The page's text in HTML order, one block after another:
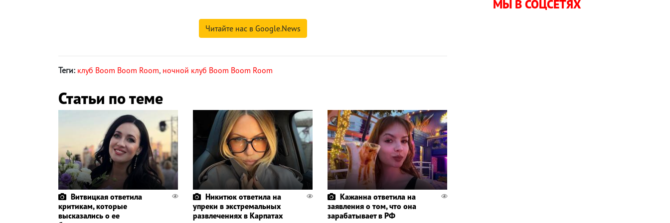
Читайте нас в Google.News
Теги: клуб Boom Boom Room, ночной клуб Boom Boom Room
Статьи по теме
Витвицкая ответила
критикам, которые
высказались о ее
Никитюк ответила на
упреки в экстремальных
развлечениях в Карпатах
Кажанна ответила на
заявления о том, что она
зарабатывает в РФ
МЫ В СОЦСЕТЯХ